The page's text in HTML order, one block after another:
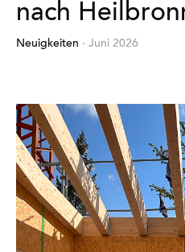
nach
Neuigkeiten · Juni 2026